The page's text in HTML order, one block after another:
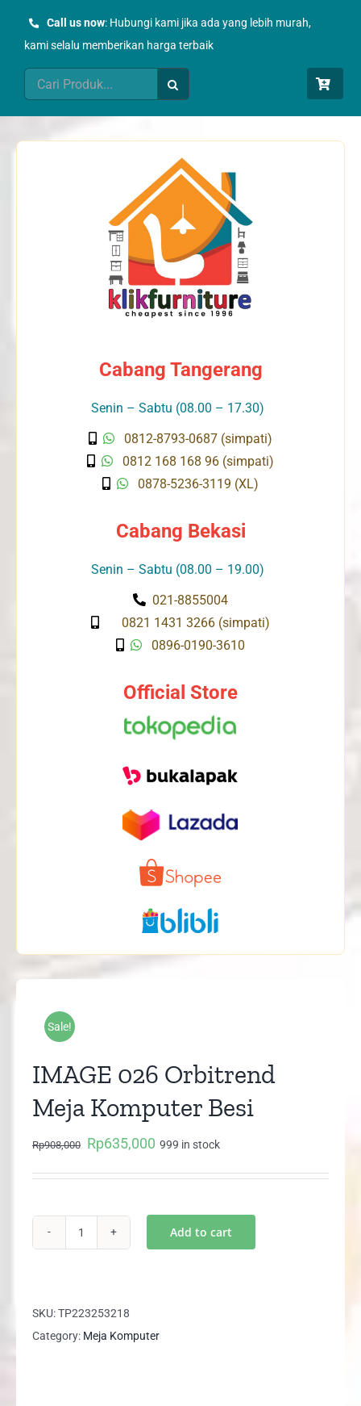
Call us now: Hubungi kami jika ada yang lebih murah,
kami selalu memberikan harga terbaik
Search
for:
Cabang Tangerang
Senin – Sabtu (08.00 – 17.30)
0812-8793-0687 (simpati)
0812 168 168 96 (simpati)
0878-5236-3119 (XL)
Cabang Bekasi
Senin – Sabtu (08.00 – 19.00)
021-8855004
0821 1431 3266 (simpati)
0896-0190-3610
Official Store
Sale!
IMAGE 026 Orbitrend
Meja Komputer Besi
Rp908,000
Original
Rp635,000 Current
999 in stock
Meja
Komputer
Add to cart
SKU:TP223253218
Category: Meja Komputer